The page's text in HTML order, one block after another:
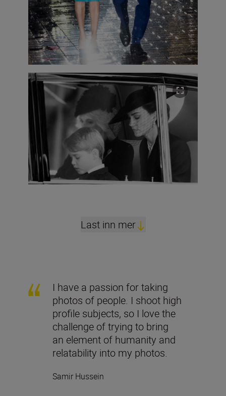
Last inn mer
I have a passion for taking
photos of people. I shoot high
profile subjects, so I love the
challenge of trying to bring
an element of humanity and
relatability into my photos.
Samir Hussein